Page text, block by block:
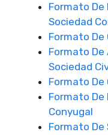
Formato De
Sociedad
Formato De
Formato De
Sociedad
Formato De
Formato De
Conyugal
Formato De